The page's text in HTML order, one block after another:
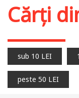
Cărți
sub 10 LEI
peste 50 LEI